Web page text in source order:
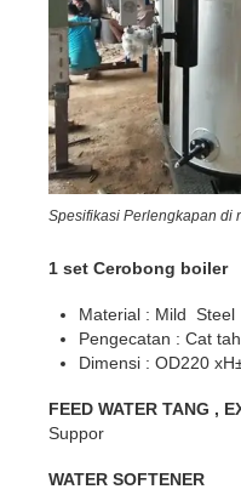
Spesifikasi Perlengkapan di
1 set Cerobong boiler
Material : Mild Steel
Pengecatan : Cat
Dimensi : OD220
FEED WATER TANG ,
Suppor
WATER SOFTENER